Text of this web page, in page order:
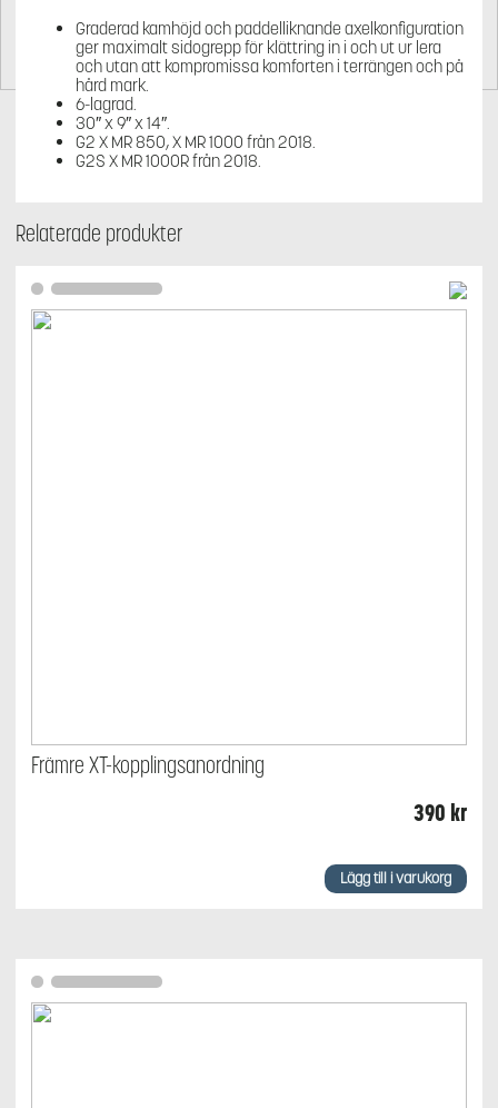
Graderad kamhöjd och paddelliknande axelkonfiguration
ger maximalt sidogrepp för klättring in i och ut ur lera
och utan att kompromissa komforten i terrängen och på
hård mark.
6-lagrad.
30″ x 9″ x 14″.
G2 X MR 850, X MR 1000 från 2018.
G2S X MR 1000R från 2018.
Relaterade produkter
Främre XT-kopplingsanordning
390 kr
Lägg till i varukorg